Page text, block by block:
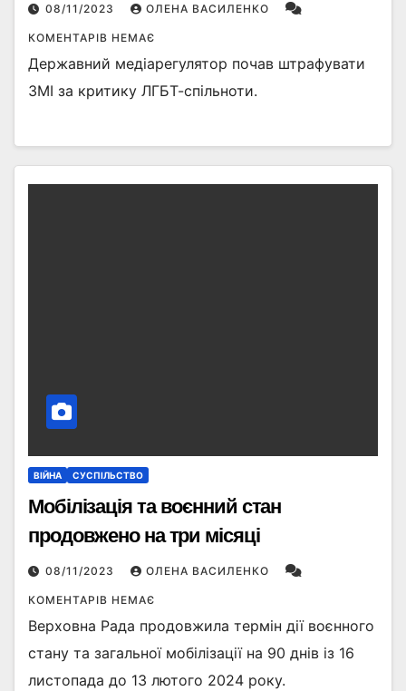
08/11/2023 ОЛЕНА ВАСИЛЕНКО
КОМЕНТАРІВ НЕМАЄ
Державний медіарегулятор почав штрафувати
ЗМІ за критику ЛГБТ-спільноти.
ВІЙНА СУСПІЛЬСТВО
Мобілізація та воєнний стан
продовжено на три місяці
08/11/2023 ОЛЕНА ВАСИЛЕНКО
КОМЕНТАРІВ НЕМАЄ
Верховна Рада продовжила термін дії воєнного
стану та загальної мобілізації на 90 днів із 16
листопада до 13 лютого 2024 року.